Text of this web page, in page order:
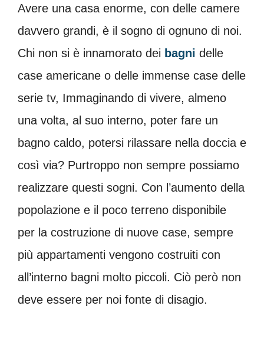
Avere una casa enorme, con delle camere
davvero grandi, è il sogno di ognuno di noi.
Chi non si è innamorato dei bagni delle
case americane o delle immense case delle
serie tv, Immaginando di vivere, almeno
una volta, al suo interno, poter fare un
bagno caldo, potersi rilassare nella doccia e
così via? Purtroppo non sempre possiamo
realizzare questi sogni. Con l’aumento della
popolazione e il poco terreno disponibile
per la costruzione di nuove case, sempre
più appartamenti vengono costruiti con
all’interno bagni molto piccoli. Ciò però non
deve essere per noi fonte di disagio.